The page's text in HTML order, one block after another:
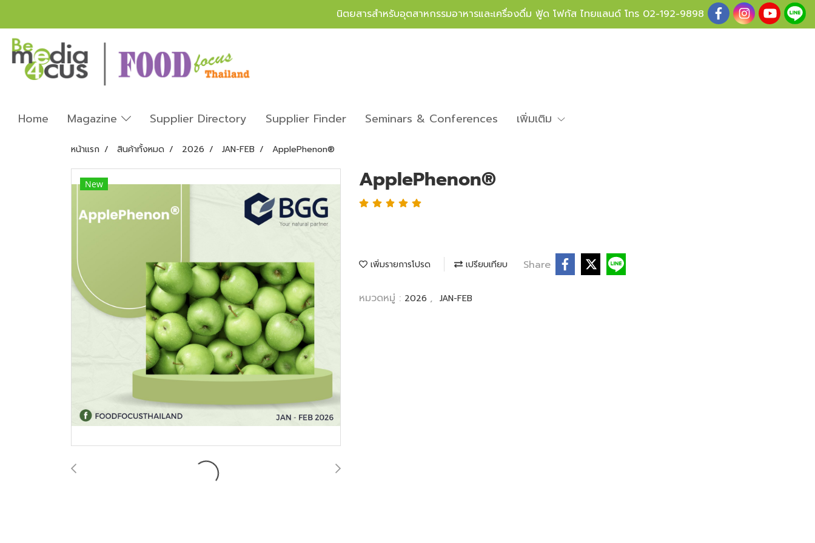
นิตยสารสำหรับอุตสาหกรรมอาหารและเครื่องดื่ม ฟู้ด โฟกัส ไทยแลนด์ โทร 02-192-9898
Home Magazine Supplier Directory Supplier Finder Seminars & Conferences เพิ่มเติม
หน้าแรก สินค้าทั้งหมด 2026 JAN-FEB ApplePhenon®
New ApplePhenon®
เพิ่มรายการโปรด เปรียบเทียบ Share
หมวดหมู่ : 2026 , JAN-FEB